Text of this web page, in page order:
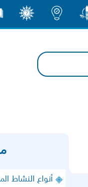
أنواع النشاط